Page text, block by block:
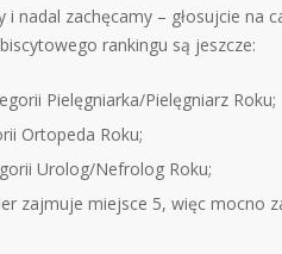
nadal zachęcamy – głosujcie na
rankingu są jeszcze:
Pielęgniarka/Pielęgniarz Roku;
Ortopeda Roku;
Urolog/Nefrolog Roku;
zajmuje miejsce 5, więc mocno